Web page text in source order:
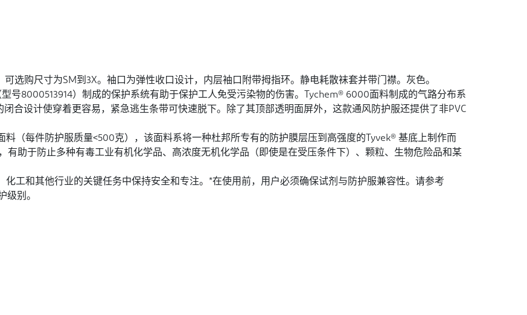
选购尺寸为SM到3X。袖口为弹性收口设计，内层袖口附带拇指环。静电耗散袜套并带门襟。灰色。
号8000513914）制成的保护系统有助于保护工人免受污染物的伤害。Tychem® 6000面料制成的气路分布系
合设计使穿着更容易，紧急逃生条带可快速脱下。除了其顶部透明面屏外，这款通风防护服还提供了非PVC
料（每件防护服质量<500克），该面料系将一种杜邦所专有的防护膜层压到高强度的Tyvek® 基底上制作而
有助于防止多种有毒工业有机化学品、高浓度无机化学品（即使是在受压条件下）、颗粒、生物危险品和某
化工和其他行业的关键任务中保持安全和专注。*在使用前，用户必须确保试剂与防护服兼容性。请参考
级别。